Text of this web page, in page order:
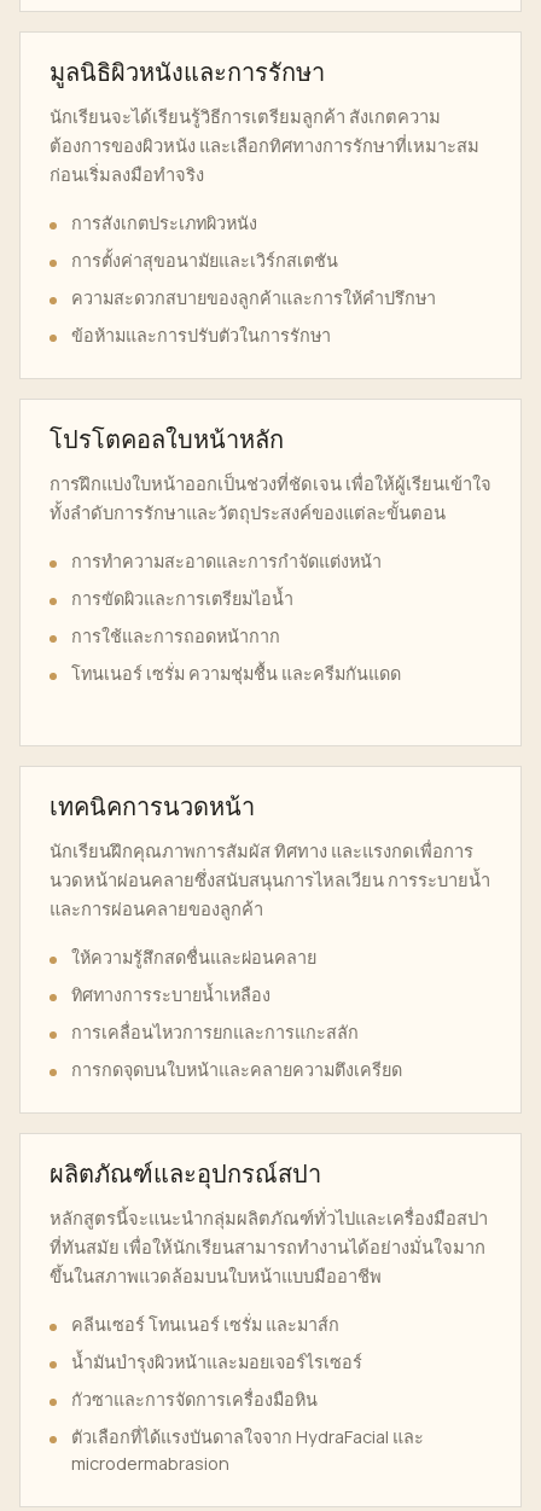
มูลนิธิผิวหนังและการรักษา
นักเรียนจะได้เรียนรู้วิธีการเตรียมลูกค้า สังเกตความ
ต้องการของผิวหนัง และเลือกทิศทางการรักษาที่เหมาะสม
ก่อนเริ่มลงมือทำจริง
การสังเกตประเภทผิวหนัง
การตั้งค่าสุขอนามัยและเวิร์กสเตชัน
ความสะดวกสบายของลูกค้าและการให้คำปรึกษา
ข้อห้ามและการปรับตัวในการรักษา
โปรโตคอลใบหน้าหลัก
การฝึกแบ่งใบหน้าออกเป็นช่วงที่ชัดเจน เพื่อให้ผู้เรียนเข้าใจ
ทั้งลำดับการรักษาและวัตถุประสงค์ของแต่ละขั้นตอน
การทำความสะอาดและการกำจัดแต่งหน้า
การขัดผิวและการเตรียมไอน้ำ
การใช้และการถอดหน้ากาก
โทนเนอร์ เซรั่ม ความชุ่มชื้น และครีมกันแดด
เทคนิคการนวดหน้า
นักเรียนฝึกคุณภาพการสัมผัส ทิศทาง และแรงกดเพื่อการ
นวดหน้าผ่อนคลายซึ่งสนับสนุนการไหลเวียน การระบายน้ำ
และการผ่อนคลายของลูกค้า
ให้ความรู้สึกสดชื่นและผ่อนคลาย
ทิศทางการระบายน้ำเหลือง
การเคลื่อนไหวการยกและการแกะสลัก
การกดจุดบนใบหน้าและคลายความตึงเครียด
ผลิตภัณฑ์และอุปกรณ์สปา
หลักสูตรนี้จะแนะนำกลุ่มผลิตภัณฑ์ทั่วไปและเครื่องมือสปา
ที่ทันสมัย ​​เพื่อให้นักเรียนสามารถทำงานได้อย่างมั่นใจมาก
ขึ้นในสภาพแวดล้อมบนใบหน้าแบบมืออาชีพ
คลีนเซอร์ โทนเนอร์ เซรั่ม และมาส์ก
น้ำมันบำรุงผิวหน้าและมอยเจอร์ไรเซอร์
กัวซาและการจัดการเครื่องมือหิน
ตัวเลือกที่ได้แรงบันดาลใจจาก HydraFacial และ
microdermabrasion